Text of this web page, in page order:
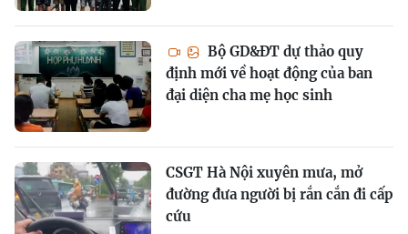
Bộ GD&ĐT dự thảo quy
định mới về hoạt động của ban
đại diện cha mẹ học sinh
CSGT Hà Nội xuyên mưa, mở
đường đưa người bị rắn cắn đi cấp
cứu